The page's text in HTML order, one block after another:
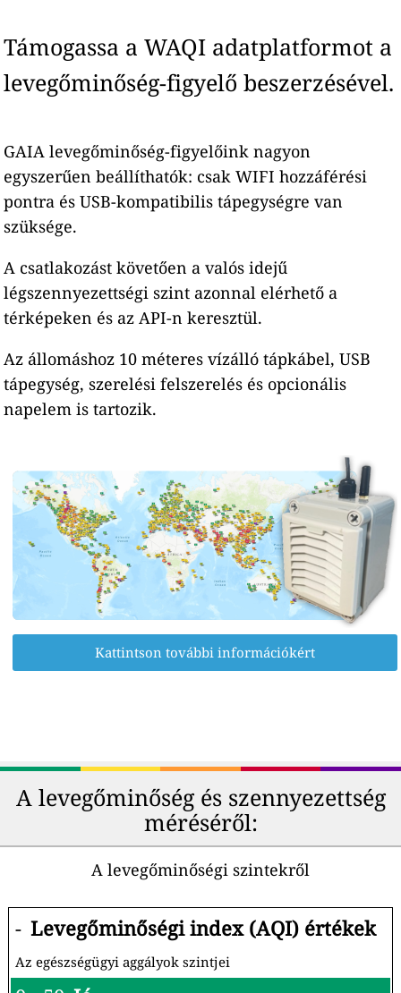
Támogassa a WAQI adatplatformot a
levegőminőség-figyelő beszerzésével.
GAIA levegőminőség-figyelőink nagyon
egyszerűen beállíthatók: csak WIFI hozzáférési
pontra és USB-kompatibilis tápegységre van
szüksége.
A csatlakozást követően a valós idejű
légszennyezettségi szint azonnal elérhető a
térképeken és az API-n keresztül.
Az állomáshoz 10 méteres vízálló tápkábel, USB
tápegység, szerelési felszerelés és opcionális
napelem is tartozik.
Kattintson további információkért
A levegőminőség és szennyezettség
méréséről:
A levegőminőségi szintekről
- Levegőminőségi index (AQI) értékek
Az egészségügyi aggályok szintjei